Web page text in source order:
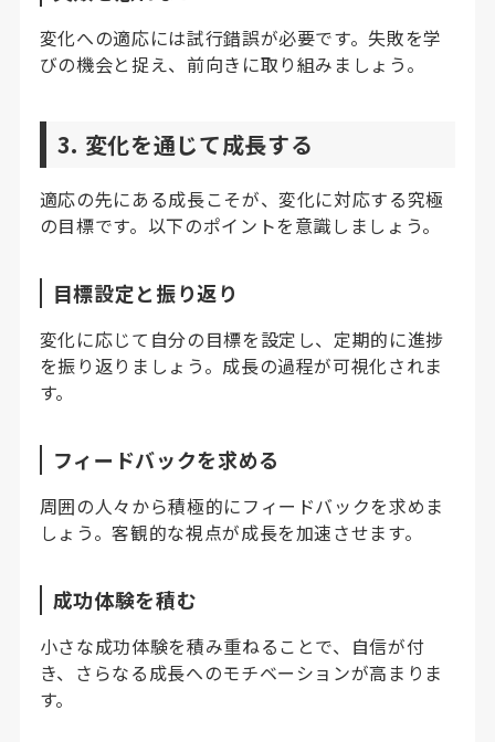
変化への適応には試行錯誤が必要です。失敗を学
びの機会と捉え、前向きに取り組みましょう。
3. 変化を通じて成長する
適応の先にある成長こそが、変化に対応する究極
の目標です。以下のポイントを意識しましょう。
目標設定と振り返り
変化に応じて自分の目標を設定し、定期的に進捗
を振り返りましょう。成長の過程が可視化されま
す。
フィードバックを求める
周囲の人々から積極的にフィードバックを求めま
しょう。客観的な視点が成長を加速させます。
成功体験を積む
小さな成功体験を積み重ねることで、自信が付
き、さらなる成長へのモチベーションが高まりま
す。